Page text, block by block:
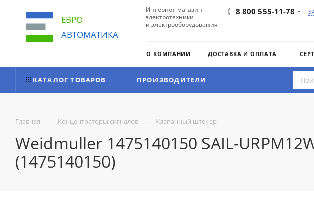
ЕВРО
АВТОМАТИКА
Интернет-магазин
электротехники
и электрооборудования
8 800 555-11-78
О КОМПАНИИ ДОСТАВКА И ОПЛАТА
КАТАЛОГ ТОВАРОВ ПРОИЗВОДИТЕЛИ
Главная — Концентраторы сигналов — Клапанный штекер
Weidmuller 1475140150 SAIL-
(1475140150)